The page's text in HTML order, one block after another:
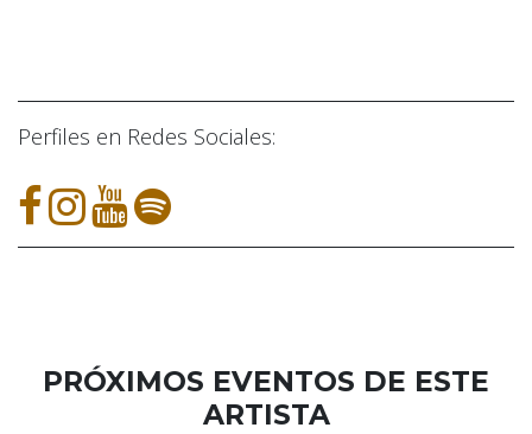
Perfiles en Redes Sociales:
PRÓXIMOS EVENTOS DE ESTE
ARTISTA